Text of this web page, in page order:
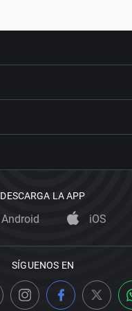
DESCARGA LA APP
Android iOS
SÍGUENOS EN